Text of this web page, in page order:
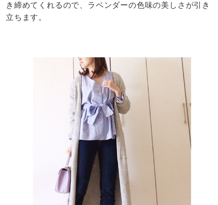
き締めてくれるので、ラベンダーの色味の美しさが引き
立ちます。